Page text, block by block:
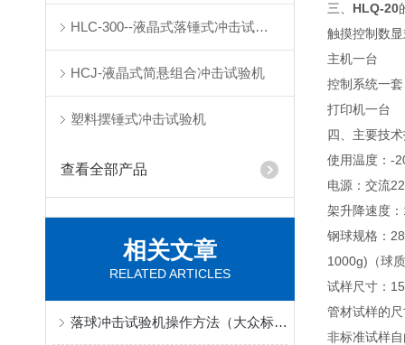
HLC-300--液晶式落锤式冲击试验机
HCJ-液晶式简悬组合冲击试验机
塑料摆锤式冲击试验机
查看全部产品
相关文章
RELATED ARTICLES
落球冲击试验机操作方法（大众标准）
三、 HLQ-20
触摸控制数
主机一台
控制系统一套
打印机一台
四、主要技
使用温度：-
电源：交流
架升降速度
钢球规格：
1000g)（球
试样尺寸：
管材试样的
非标准试样